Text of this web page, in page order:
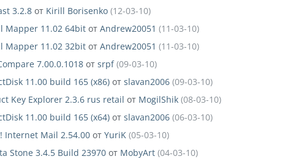
3.2.8 от Kirill Borisenko (12-03-10)
Mapper 11.02 64bit от Andrew20051 (11-03-10)
Mapper 11.02 32bit от Andrew20051 (11-03-10)
7.00.0.1018 от srpf (09-03-10)
11.00 build 165 (x86) от slavan2006 (09-03-10)
Key Explorer 2.3.6 rus retail от MogilShik (08-03-10)
11.00 build 165 (x64) от slavan2006 (06-03-10)
Internet Mail 2.54.00 от YuriK (05-03-10)
Stone 3.4.5 Build 23970 от MobyArt (04-03-10)